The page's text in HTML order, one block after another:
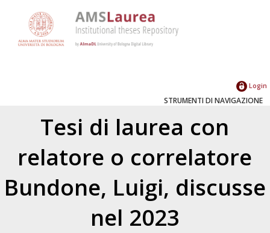
Login
STRUMENTI DI NAVIGAZIONE
Tesi di laurea con
relatore o correlatore
Bundone, Luigi, discusse
nel 2023